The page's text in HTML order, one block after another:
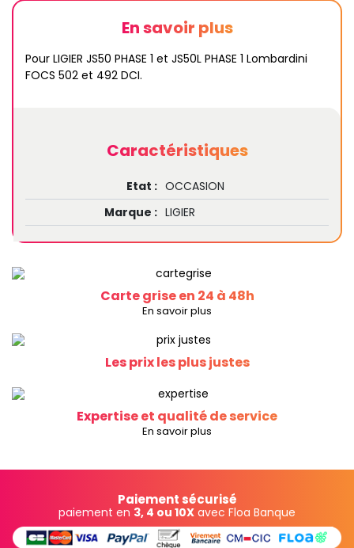
En savoir plus
Pour LIGIER JS50 PHASE 1 et JS50L PHASE 1 Lombardini
FOCS 502 et 492 DCI.
Caractéristiques
Etat : OCCASION
Marque : LIGIER
Carte grise en 24 à 48h
En savoir plus
Les prix les plus justes
Expertise et qualité de service
En savoir plus
Paiement sécurisé
paiement en 3, 4 ou 10X avec Floa Banque